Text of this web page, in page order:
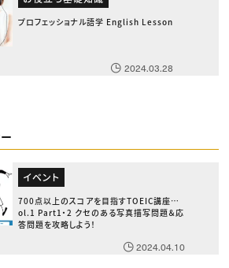
プロフェッショナル語学 English Lesson
2024.03.28
イベント
700点以上のスコアを目指すTOEIC講座 V
ol.1 Part1・2 クセのある写真描写問題＆応
答問題を攻略しよう！
2024.04.10